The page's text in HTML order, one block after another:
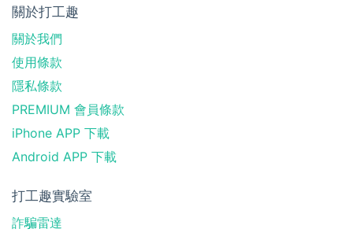
關於打工趣
關於我們
使用條款
隱私條款
PREMIUM 會員條款
iPhone APP 下載
Android APP 下載
打工趣實驗室
詐騙雷達